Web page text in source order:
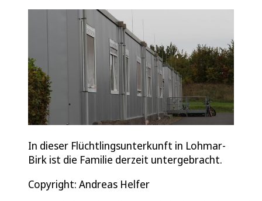
In dieser Flüchtlingsunterkunft in Lohmar-
Birk ist die Familie derzeit untergebracht.
Copyright: Andreas Helfer